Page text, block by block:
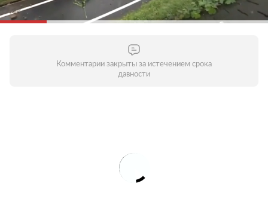
Комментарии закрыты за истечением срока
давности